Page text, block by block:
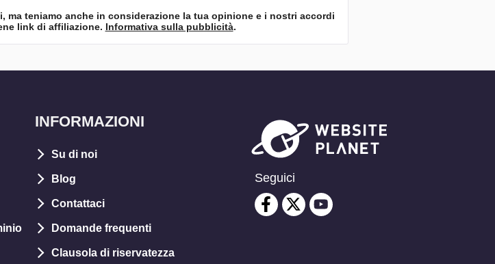
teniamo anche in considerazione la tua opinione e i nostri accordi
link di affiliazione. Informativa sulla pubblicità.
INFORMAZIONI
Su di noi
Blog
Contattaci
Domande frequenti
Clausola di riservatezza
Seguici